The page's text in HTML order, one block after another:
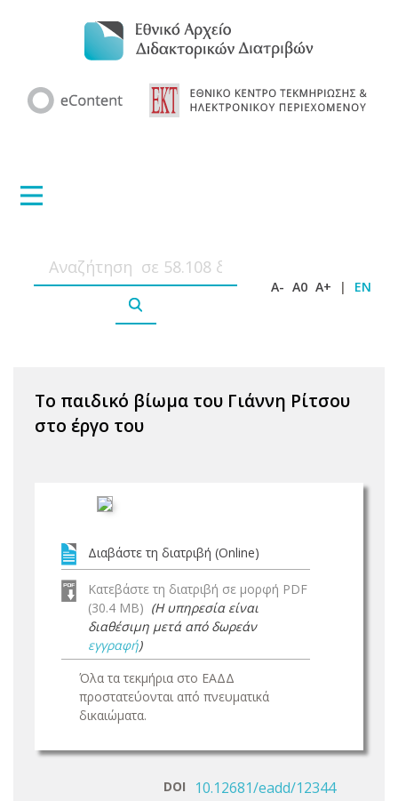
A- A0 A+ | EN
Το παιδικό βίωμα του Γιάννη Ρίτσου
στο έργο του
Διαβάστε τη διατριβή (Online)
Κατεβάστε τη διατριβή σε μορφή PDF
(30.4 MB) (Η υπηρεσία είναι
διαθέσιμη μετά από δωρεάν
εγγραφή)
Όλα τα τεκμήρια στο ΕΑΔΔ
προστατεύονται από πνευματικά
δικαιώματα.
DOI 10.12681/eadd/12344